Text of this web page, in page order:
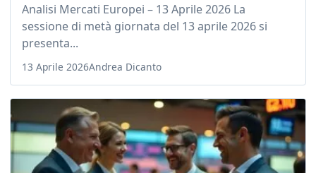
Analisi Mercati Europei – 13 Aprile 2026 La
sessione di metà giornata del 13 aprile 2026 si
presenta...
13 Aprile 2026Andrea Dicanto